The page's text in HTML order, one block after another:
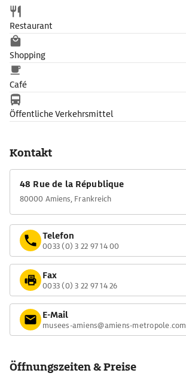
Restaurant
Shopping
Café
Öffentliche Verkehrsmittel
Kontakt
48 Rue de la République
80000 Amiens, Frankreich
Telefon
0033 (0) 3 22 97 14 00
Fax
0033 (0) 3 22 97 14 26
E-Mail
musees-amiens@amiens-metropole.com
Öffnungszeiten & Preise